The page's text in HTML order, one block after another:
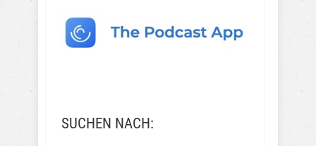
SUCHEN NACH: